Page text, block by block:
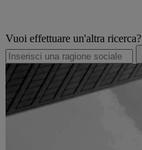
Vuoi effettuare un'altra ricerca?